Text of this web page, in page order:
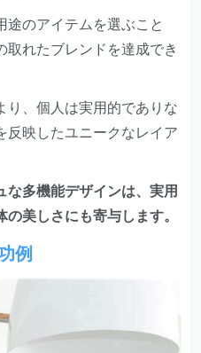
途のアイテムを選ぶこと
取れたブレンドを達成でき
り、個人は実用的でありな
反映したユニークなレイア
な多機能デザインは、実用
美しさにも寄与します。
例